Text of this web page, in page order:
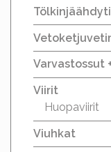
Varvastossut
Viirit
Huopaviirit
Viuhkat